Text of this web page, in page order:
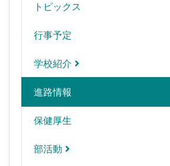
トピックス
行事予定
学校紹介
進路情報
保健厚生
部活動